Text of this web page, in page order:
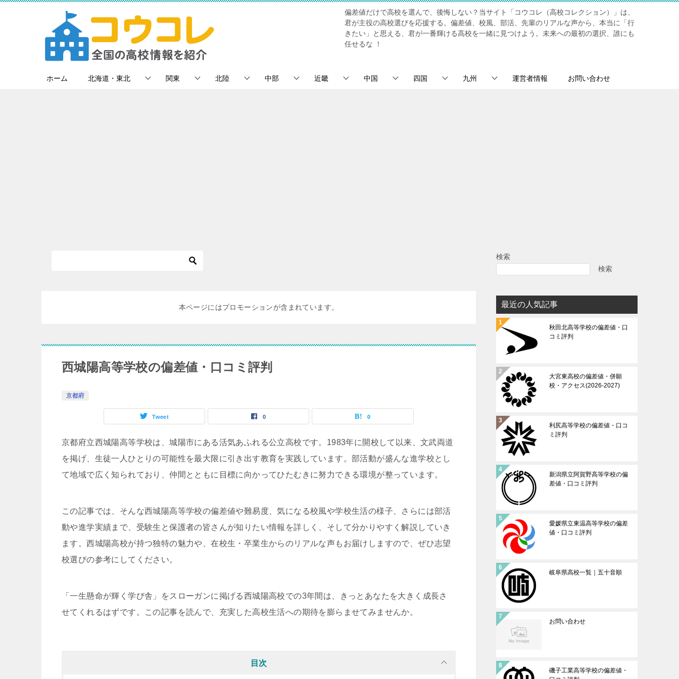
偏差値だけで高校を選んで、後悔しない？当サイト「コウコレ（高校コレクション）」は、
君が主役の高校選びを応援する。偏差値、校風、部活、先輩のリアルな声から、本当に「行
きたい」と思える、君が一番輝ける高校を一緒に見つけよう。未来への最初の選択、誰にも
任せるな ！
ホーム 北海道・東北 関東 北陸 中部 近畿 中国 四国 九州 運営者情報 お問い合わせ
本ページにはプロモーションが含まれています。
西城陽高等学校の偏差値・口コミ評判
京都府
Tweet 0 0
京都府立西城陽高等学校は、城陽市にある活気あふれる公立高校です。1983年に開校して以来、文武両道
を掲げ、生徒一人ひとりの可能性を最大限に引き出す教育を実践しています。部活動が盛んな進学校とし
て地域で広く知られており、仲間とともに目標に向かってひたむきに努力できる環境が整っています。
この記事では、そんな西城陽高等学校の偏差値や難易度、気になる校風や学校生活の様子、さらには部活
動や進学実績まで、受験生と保護者の皆さんが知りたい情報を詳しく、そして分かりやすく解説していき
ます。西城陽高校が持つ独特の魅力や、在校生・卒業生からのリアルな声もお届けしますので、ぜひ志望
校選びの参考にしてください。
「一生懸命が輝く学び舎」をスローガンに掲げる西城陽高校での3年間は、きっとあなたを大きく成長さ
せてくれるはずです。この記事を読んで、充実した高校生活への期待を膨らませてみませんか。
目次
検索
検索
最近の人気記事
秋田北高等学校の偏差値・口
コミ評判
大宮東高校の偏差値・併願
校・アクセス(2026-2027)
利尻高等学校の偏差値・口コ
ミ評判
新潟県立阿賀野高等学校の偏
差値・口コミ評判
愛媛県立東温高等学校の偏差
値・口コミ評判
岐阜県高校一覧｜五十音順
お問い合わせ
磯子工業高等学校の偏差値・